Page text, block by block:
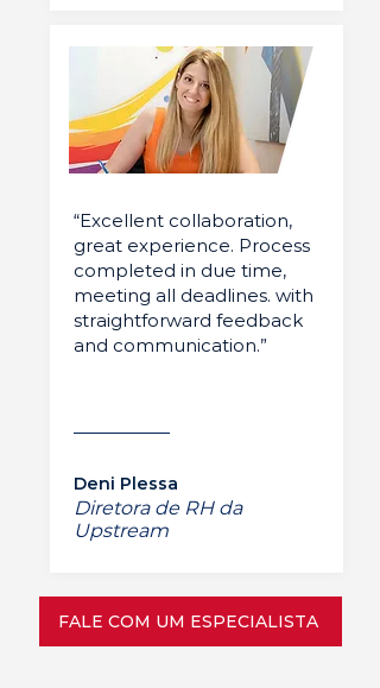
“Excellent collaboration,
great experience. Process
completed in due time,
meeting all deadlines. with
straightforward feedback
and communication.”
Deni Plessa
Diretora de RH da
Upstream
FALE COM UM ESPECIALISTA